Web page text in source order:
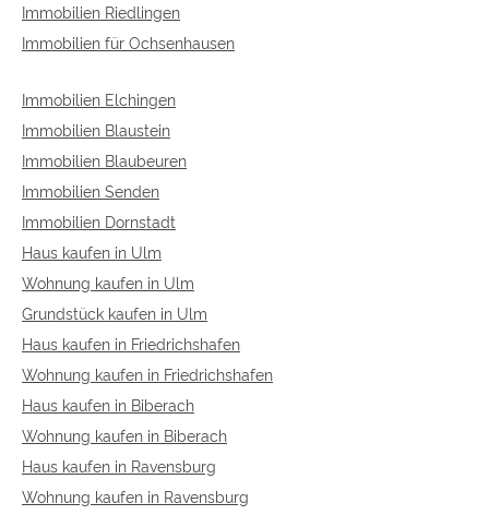
Immobilien Riedlingen
Immobilien für Ochsenhausen
Immobilien Elchingen
Immobilien Blaustein
Immobilien Blaubeuren
Immobilien Senden
Immobilien Dornstadt
Haus kaufen in Ulm
Wohnung kaufen in Ulm
Grundstück kaufen in Ulm
Haus kaufen in Friedrichshafen
Wohnung kaufen in Friedrichshafen
Haus kaufen in Biberach
Wohnung kaufen in Biberach
Haus kaufen in Ravensburg
Wohnung kaufen in Ravensburg